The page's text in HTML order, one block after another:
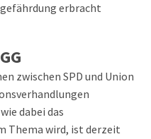
erbracht
zwischen SPD und Union
dabei das
Thema wird, ist derzeit